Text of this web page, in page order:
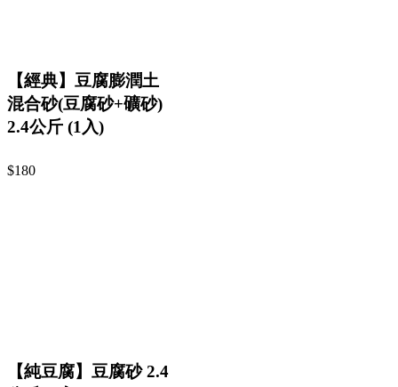
【經典】豆腐膨潤土
混合砂(豆腐砂+礦砂)
2.4公斤 (1入)
$180
【純豆腐】豆腐砂 2.4